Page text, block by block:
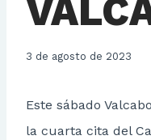
3 de agosto de 2023
Este sábado
la cuarta cita del